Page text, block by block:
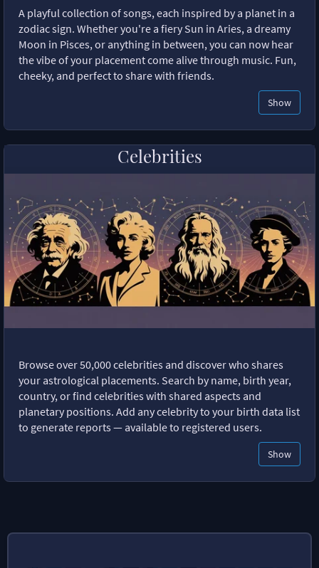
A playful collection of songs, each inspired by a planet in a
zodiac sign. Whether you're a fiery Sun in Aries, a dreamy
Moon in Pisces, or anything in between, you can now hear
the vibe of your placement come alive through music. Fun,
cheeky, and perfect to share with friends.
Show
Celebrities
Browse over 50,000 celebrities and discover who shares
your astrological placements. Search by name, birth year,
country, or find celebrities with shared aspects and
planetary positions. Add any celebrity to your birth data list
to generate reports — available to registered users.
Show